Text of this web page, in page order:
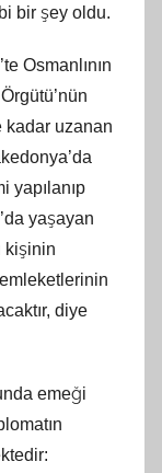
bir şey oldu.
Osmanlının
kadar uzanan
yapılanıp
yaşayan
kişinin
diye
emeği